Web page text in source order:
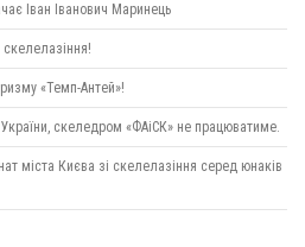
Іван Іванович Маринець
скелелазіння!
«Темп-Антей»!
України, скеледром «ФАіСК» не працюватиме.
міста Києва зі скелелазіння серед юнаків